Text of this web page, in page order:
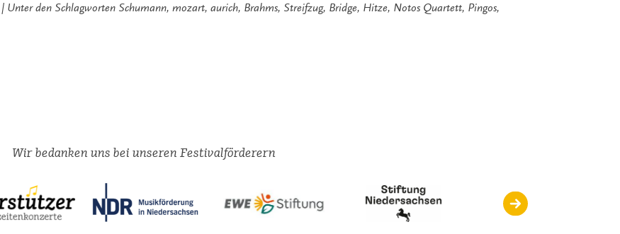
Unter den Schlagworten Schumann, mozart, aurich, Brahms, Streifzug, Bridge, Hitze, Notos Quartett, Pingos,
Wir bedanken uns bei unseren Festivalförderern